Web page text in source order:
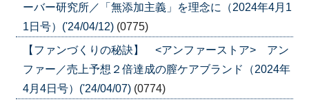
ーバー研究所／「無添加主義」を理念に（2024年4月1
1日号）('24/04/12) (0775)
【ファンづくりの秘訣】 <アンファーストア> アン
ファー／売上予想２倍達成の膣ケアブランド（2024年
4月4日号）('24/04/07) (0774)